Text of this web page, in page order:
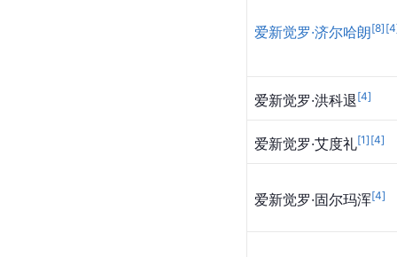
爱新觉罗·济尔哈朗[8] [4
爱新觉罗·洪科退 [4]
爱新觉罗·艾度礼[1] [4]
爱新觉罗·固尔玛浑[4]